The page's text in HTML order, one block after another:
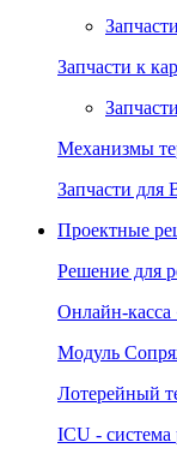
Запчасти к
Механизмы
Запчасти для
Проектные
Решение для
Модуль
Лотерейный
ICU - система